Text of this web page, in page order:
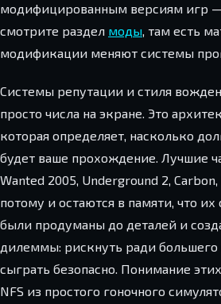
модифицированным версиям игр —
смотрите раздел моды , там есть
модификации меняют системы
Системы репутации и стиля
просто числа на экране. Это
которая определяет, насколько
будет ваше прохождение. Лучшие
Wanted 2005, Underground 2,
потому и остаются в памяти, что
были продуманы до деталей и
дилеммы: рискнуть ради
сыграть безопасно. Понимание
NFS из простого гоночного